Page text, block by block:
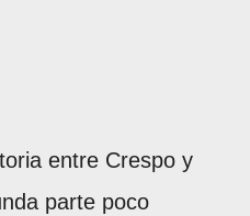
entre Crespo y
parte poco